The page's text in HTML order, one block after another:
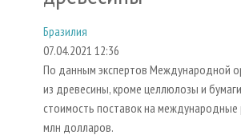
Бразилия
07.04.2021 12:36
По данным экспертов Международной
из древесины, кроме целлюлозы и
стоимость поставок на международные
млн долларов.